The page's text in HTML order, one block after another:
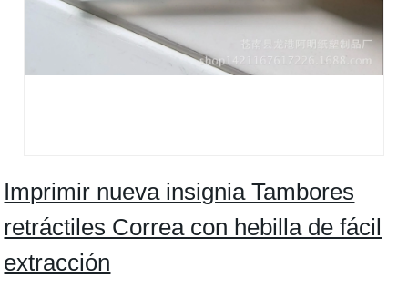
Imprimir nueva insignia Tambores
retráctiles Correa con hebilla de fácil
extracción